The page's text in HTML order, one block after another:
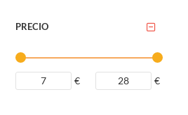
PRECIO
€ €